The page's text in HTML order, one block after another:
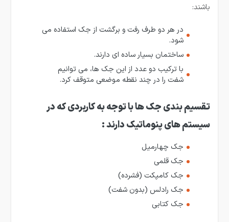
باشند:
در هر دو طرف رفت و برگشت از جک استفاده می
شود.
ساختمان بسیار ساده ای دارند.
با ترکیب دو عدد از این جک ها، می توانیم
شفت را در چند نقطه موضعی متوقف کرد.
تقسیم بندی جک ها با توجه به کاربردی که در
سیستم های پنوماتیک دارند :
جک چهارمیل
جک قلمی
جک کامپکت (فشرده)
جک رادلس (بدون شفت)
جک کتابی